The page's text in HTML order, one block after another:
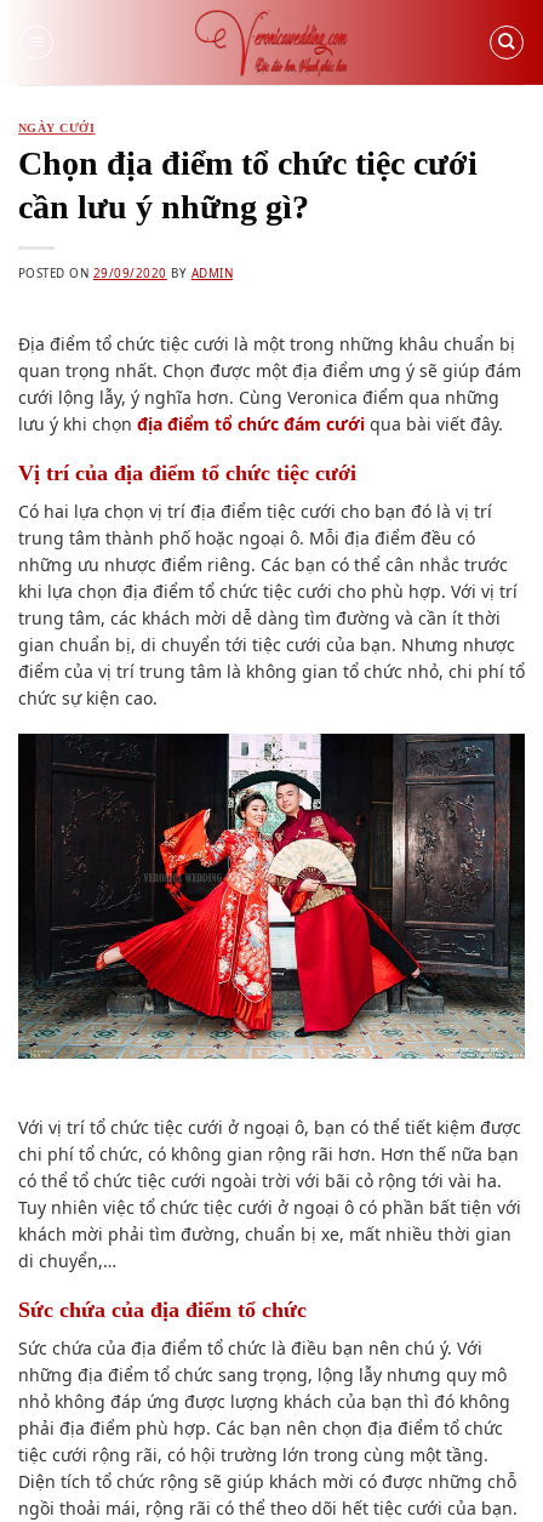
NGÀY CƯỚI
Chọn địa điểm tổ chức tiệc cưới
cần lưu ý những gì?
POSTED ON 29/09/2020 BY ADMIN
Địa điểm tổ chức tiệc cưới là một trong những khâu chuẩn bị
quan trọng nhất. Chọn được một địa điểm ưng ý sẽ giúp đám
cưới lộng lẫy, ý nghĩa hơn. Cùng Veronica điểm qua những
lưu ý khi chọn địa điểm tổ chức đám cưới qua bài viết đây.
Vị trí của địa điểm tổ chức tiệc cưới
Có hai lựa chọn vị trí địa điểm tiệc cưới cho bạn đó là vị trí
trung tâm thành phố hoặc ngoại ô. Mỗi địa điểm đều có
những ưu nhược điểm riêng. Các bạn có thể cân nhắc trước
khi lựa chọn địa điểm tổ chức tiệc cưới cho phù hợp. Với vị trí
trung tâm, các khách mời dễ dàng tìm đường và cần ít thời
gian chuẩn bị, di chuyển tới tiệc cưới của bạn. Nhưng nhược
điểm của vị trí trung tâm là không gian tổ chức nhỏ, chi phí tổ
chức sự kiện cao.
Với vị trí tổ chức tiệc cưới ở ngoại ô, bạn có thể tiết kiệm được
chi phí tổ chức, có không gian rộng rãi hơn. Hơn thế nữa bạn
có thể tổ chức tiệc cưới ngoài trời với bãi cỏ rộng tới vài ha.
Tuy nhiên việc tổ chức tiệc cưới ở ngoại ô có phần bất tiện với
khách mời phải tìm đường, chuẩn bị xe, mất nhiều thời gian
di chuyển,…
Sức chứa của địa điểm tổ chức
Sức chứa của địa điểm tổ chức là điều bạn nên chú ý. Với
những địa điểm tổ chức sang trọng, lộng lẫy nhưng quy mô
nhỏ không đáp ứng được lượng khách của bạn thì đó không
phải địa điểm phù hợp. Các bạn nên chọn địa điểm tổ chức
tiệc cưới rộng rãi, có hội trường lớn trong cùng một tầng.
Diện tích tổ chức rộng sẽ giúp khách mời có được những chỗ
ngồi thoải mái, rộng rãi có thể theo dõi hết tiệc cưới của bạn.